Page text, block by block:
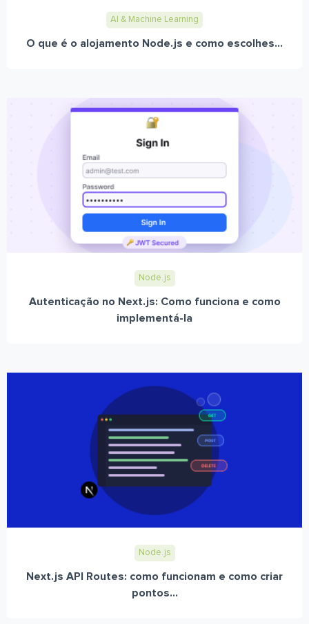
AI & Machine Learning
O que é o alojamento Node.js e como escolhes...
Node.js
Autenticação no Next.js: Como funciona e como
implementá-la
Node.js
Next.js API Routes: como funcionam e como criar
pontos...